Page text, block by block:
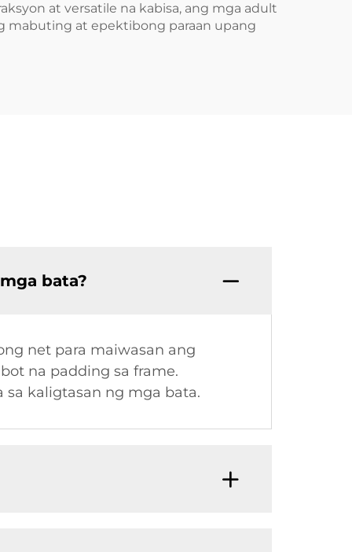
at versatile na kabisa, ang mga adult
mabuting at epektibong paraan upang
bata?
net para maiwasan ang
na padding sa frame.
sa kaligtasan ng mga bata.